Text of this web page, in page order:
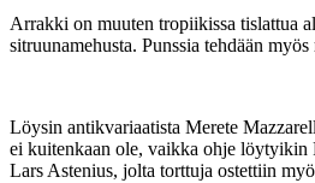
Arrakki on muuten tropiikissa tislattua
sitruunamehusta. Punssia tehdään
Löysin antikvariaatista Merete
ei kuitenkaan ole, vaikka ohje
Lars Astenius, jolta torttuja ostettiin